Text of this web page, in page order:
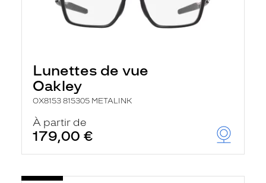
Lunettes de vue
Oakley
OX8153 815305 METALINK
À partir de
179,00 €